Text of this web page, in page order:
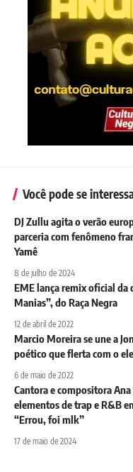
Você pode se
DJ Zullu agita o verão
parceria com fenômeno
Yamê
8 de julho de 2024
EME lança remix oficial da
Manias”, do Raça Negra
12 de abril de 2022
Marcio Moreira se une a
poético que flerta com o
6 de maio de 2022
Cantora e compositora
elementos de trap e R&B
“Errou, foi mlk”
17 de maio de 2024